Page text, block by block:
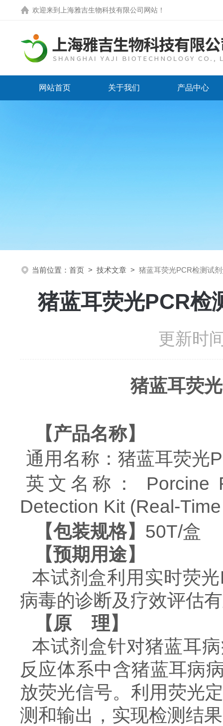
欢迎来到 上海雅吉生物科技有限公司网站 ！
网站首页 关于我们 产品中心
当前位置： 首页 > 技术文章 > 猪蓝耳荧光PCR检测试
猪蓝耳荧光PCR检
更新时
猪蓝耳荧光
【产品名称】
通用名称 ： 猪蓝耳荧光
英文名称：
Porcine
Detection Kit (Real-
【包装规格】 50T/盒
【预期用途】
本试剂盒利用 实时荧光
病毒的诊断及疗效评估
【原
理】
本试剂盒针对猪蓝耳病
反应体系中含猪蓝耳病
放荧光信号。利用荧光
测和输出，实现检测结